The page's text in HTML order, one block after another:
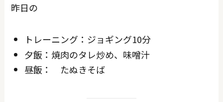
昨日の
トレーニング：ジョギング10分
夕飯：焼肉のタレ炒め、味噌汁
昼飯： たぬきそば